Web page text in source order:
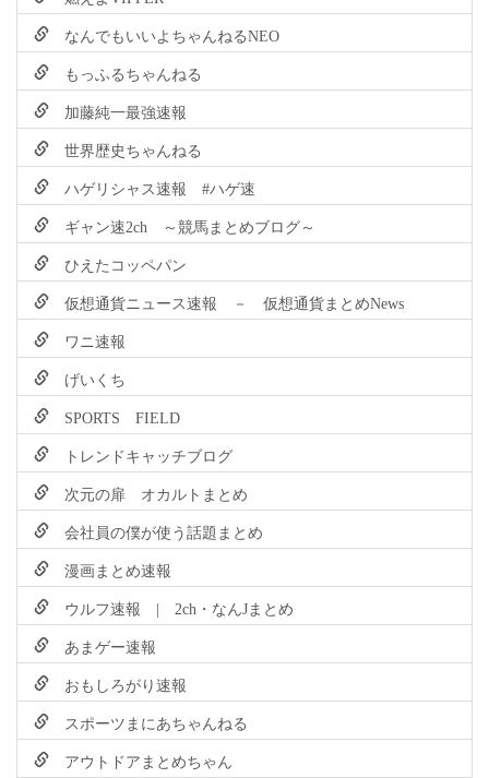
なんでもいいよちゃんねるNEO
もっふるちゃんねる
加藤純一最強速報
世界歴史ちゃんねる
ハゲリシャス速報 #ハゲ速
ギャン速2ch ～競馬まとめブログ～
ひえたコッペパン
仮想通貨ニュース速報 － 仮想通貨まとめNews
ワニ速報
げいくち
SPORTS FIELD
トレンドキャッチブログ
次元の扉 オカルトまとめ
会社員の僕が使う話題まとめ
漫画まとめ速報
ウルフ速報 | 2ch・なんJまとめ
あまゲー速報
おもしろがり速報
スポーツまにあちゃんねる
アウトドアまとめちゃん